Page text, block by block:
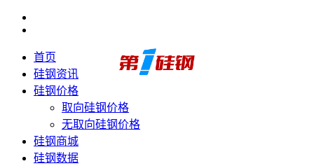
首页
硅钢资讯
硅钢价格
取向硅钢价格
无取向硅钢价格
硅钢商城
硅钢数据